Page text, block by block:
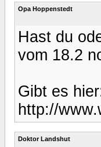
Opa Hoppenstedt
Hast du
vom 18.2
Gibt es
http://
Doktor Landshut